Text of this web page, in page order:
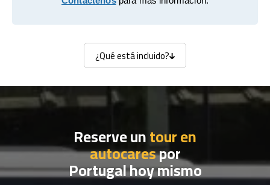
¿Qué está incluido?
¿Qué está incluido?
Reserve untour en
autocarespor
Portugal hoy mismo